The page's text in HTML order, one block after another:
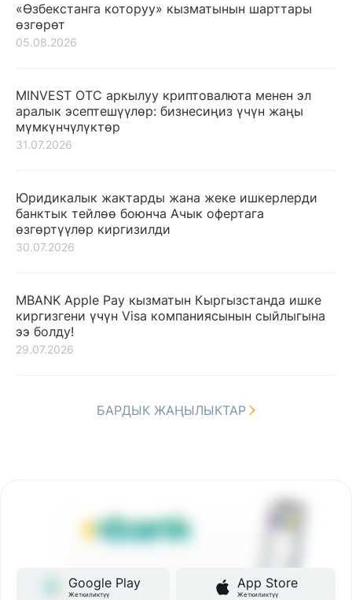
«Өзбекстанга которуу» кызматынын шарттары
өзгөрөт
05.08.2026
MINVEST OTC аркылуу криптовалюта менен эл
аралык эсептешүүлөр: бизнесиңиз үчүн жаңы
мүмкүнчүлүктөр
31.07.2026
Юридикалык жактарды жана жеке ишкерлерди
банктык тейлөө боюнча Ачык офертага
өзгөртүүлөр киргизилди
30.07.2026
MBANK Apple Pay кызматын Кыргызстанда ишке
киргизгени үчүн Visa компаниясынын сыйлыгына
ээ болду!
29.07.2026
БАРДЫК ЖАҢЫЛЫКТАР
Google Play
Жеткиликтүү
App Store
Жеткиликтүү